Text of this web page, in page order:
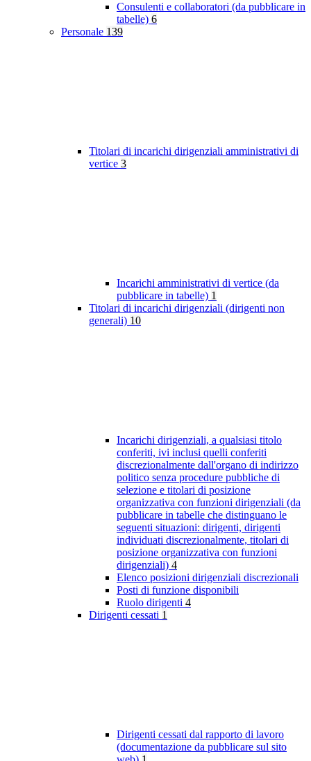
Consulenti e collaboratori (da pubblicare in
tabelle) 6
Personale 139
Titolari di incarichi dirigenziali amministrativi di
vertice 3
Incarichi amministrativi di vertice (da
pubblicare in tabelle) 1
Titolari di incarichi dirigenziali (dirigenti non
generali) 10
Incarichi dirigenziali, a qualsiasi titolo
conferiti, ivi inclusi quelli conferiti
discrezionalmente dall'organo di indirizzo
politico senza procedure pubbliche di
selezione e titolari di posizione
organizzativa con funzioni dirigenziali (da
pubblicare in tabelle che distinguano le
seguenti situazioni: dirigenti, dirigenti
individuati discrezionalmente, titolari di
posizione organizzativa con funzioni
dirigenziali) 4
Elenco posizioni dirigenziali discrezionali
Posti di funzione disponibili
Ruolo dirigenti 4
Dirigenti cessati 1
Dirigenti cessati dal rapporto di lavoro
(documentazione da pubblicare sul sito